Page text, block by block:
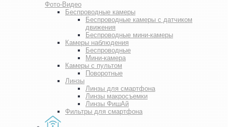
Фото-Видео
Беспроводные камеры
Беспроводные камеры с датчиком
движения
Беспроводные мини-камеры
Камеры наблюдения
Беспроводные
Мини-камера
Камеры с пультом
Поворотные
Линзы
Линзы для смартфона
Линзы макросъемки
Линзы ФишАй
Фильтры для смартфона